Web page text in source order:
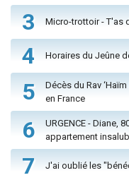
3 Micro-trottoir - T'as
4 Horaires du Jeûne
5
Décès du Rav
en France
6
URGENCE - Diane,
appartement
7 J'ai oublié les